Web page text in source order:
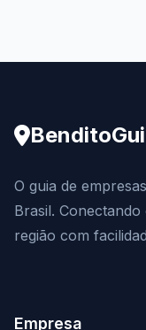
O guia de
Brasil.
região com
Empresa